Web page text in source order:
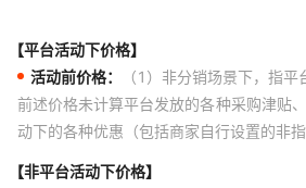
【平台活动下价格】
活动前价格：
（1）非分销场景下，指
前述价格未计算平台发放的各种采购津贴
动下的各种优惠（包括商家自行设置的非
【非平台活动下价格】